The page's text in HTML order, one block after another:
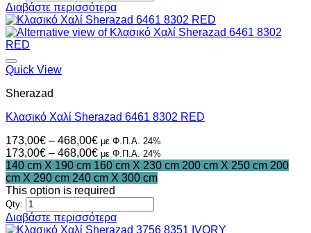
Διαβάστε περισσότερα
Quick View
Sherazad
Κλασικό Χαλί Sherazad 6461 8302 RED
173,00€ – 468,00€Price
range:
173,00€
through
468,00€
με Φ.Π.Α. 24%
173,00€ – 468,00€Price
range:
173,00€
through
με Φ.Π.Α. 24%
140 cm X 190 cm 160 cm X 230 cm 200 cm X 250 cm 200
cm X 290 cm 240 cm X 300 cm
This option is required
Qty:
Διαβάστε περισσότερα